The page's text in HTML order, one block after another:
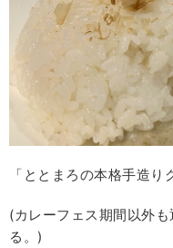
「ととまろの本格手造
(カレーフェス期間以外
る。)